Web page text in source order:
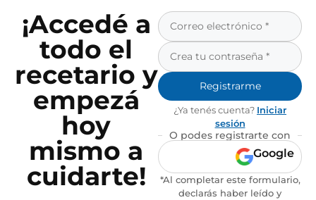
¡Accedé a
todo el
recetario y
empezá
hoy
mismo a
cuidarte!
Registrarme
¿Ya tenés cuenta? Iniciar
sesión
O podes registrarte con
Google
*Al completar este formulario,
declarás haber leído y